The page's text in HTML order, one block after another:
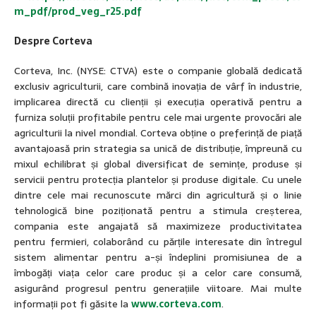
m_pdf/prod_veg_r25.pdf
Despre Corteva
Corteva, Inc. (NYSE: CTVA) este o companie globală dedicată
exclusiv agriculturii, care combină inovația de vârf în industrie,
implicarea directă cu clienții și execuția operativă pentru a
furniza soluții profitabile pentru cele mai urgente provocări ale
agriculturii la nivel mondial. Corteva obține o preferință de piață
avantajoasă prin strategia sa unică de distribuție, împreună cu
mixul echilibrat și global diversificat de semințe, produse și
servicii pentru protecția plantelor și produse digitale. Cu unele
dintre cele mai recunoscute mărci din agricultură și o linie
tehnologică bine poziționată pentru a stimula creșterea,
compania este angajată să maximizeze productivitatea
pentru fermieri, colaborând cu părțile interesate din întregul
sistem alimentar pentru a-și îndeplini promisiunea de a
îmbogăți viața celor care produc și a celor care consumă,
asigurând progresul pentru generațiile viitoare. Mai multe
informații pot fi găsite la www.corteva.com.